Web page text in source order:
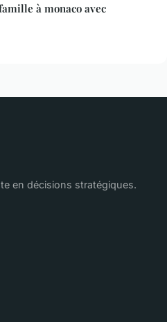
à monaco avec
en décisions stratégiques.